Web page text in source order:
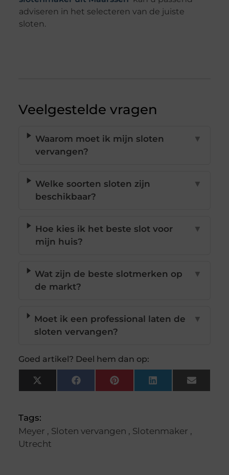
adviseren in het selecteren van de juiste
sloten.
Veelgestelde vragen
Waarom moet ik mijn sloten
vervangen?
▼
Welke soorten sloten zijn
beschikbaar?
▼
Hoe kies ik het beste slot voor
mijn huis?
▼
Wat zijn de beste slotmerken op
de markt?
▼
Moet ik een professional laten de
sloten vervangen?
▼
Goed artikel? Deel hem dan op:
X
(Twitter)
FacebookPinterestLinkedInEmail
Tags:
Meyer , Sloten vervangen , Slotenmaker ,
Utrecht